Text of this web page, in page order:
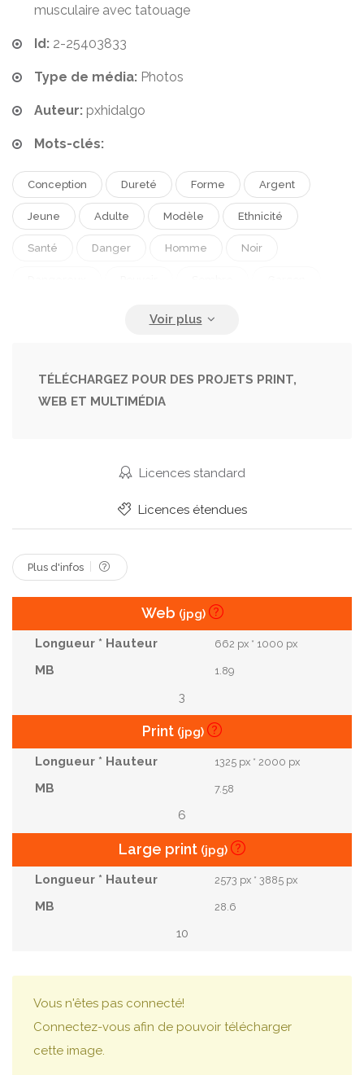
musculaire avec tatouage
Id: 2-25403833
Type de média: Photos
Auteur: pxhidalgo
Mots-clés:
Conception Dureté Forme Argent
Jeune Adulte Modèle Ethnicité
Santé Danger Homme Noir
Grand
Chaîne Corps Aptitude Construire
Crime Gars Sexy
Masculinité Passion
Mafia Cruel
Hooligan
TÉLÉCHARGEZ POUR DES PROJETS PRINT,
WEB ET MULTIMÉDIA
Licences standard
Licences étendues
Plus d'infos
Web (jpg)
662 px * 1000 px
1.89
3
Print (jpg)
1325 px * 2000 px
7.58
6
Large print (jpg)
2573 px * 3885 px
28.6
10
Vous n'êtes pas connecté!
Connectez-vous afin de pouvoir télécharger
cette image.